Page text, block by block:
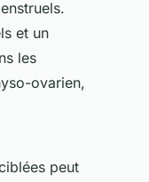
et un
les
ovarien,
peut